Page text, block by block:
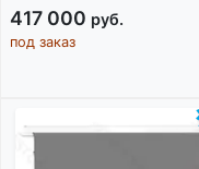
417 000 руб.
под заказ